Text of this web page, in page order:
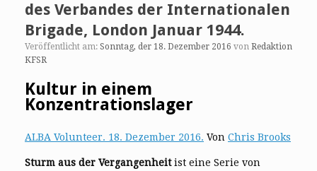
des Verbandes der Internationalen
Brigade, London Januar 1944.
Veröffentlicht am: Sonntag, der 18. Dezember 2016 von Redaktion
KFSR
Kultur in einem
Konzentrationslager
ALBA Volunteer. 18. Dezember 2016. Von Chris Brooks
Sturm aus der Vergangenheitist eine Serie von